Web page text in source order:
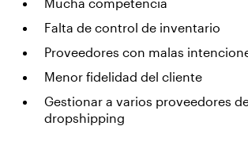
Falta de control de inventario
Proveedores con malas
Menor fidelidad del cliente
Gestionar a varios proveedores
dropshipping